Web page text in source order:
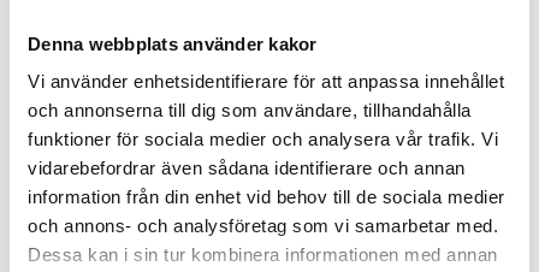
Denna webbplats använder kakor
Vi använder enhetsidentifierare för att anpassa innehållet
och annonserna till dig som användare, tillhandahålla
funktioner för sociala medier och analysera vår trafik. Vi
vidarebefordrar även sådana identifierare och annan
information från din enhet vid behov till de sociala medier
och annons- och analysföretag som vi samarbetar med.
Dessa kan i sin tur kombinera informationen med annan
Ester Martin Bergsmark är en poetisk filmberättare
med unika kvaliteter.ExpressenBergsmark lyckas
som tidigare hitta in i sina karaktärer, och
huvudrollsinnehavarna Saga Becker och Iggy
Malmborg imponerar med full närvaro.SVT
Filmdebuterande Saga Becker som Sebastian är
fantastisk och samspelet med Iggy Malmborgs